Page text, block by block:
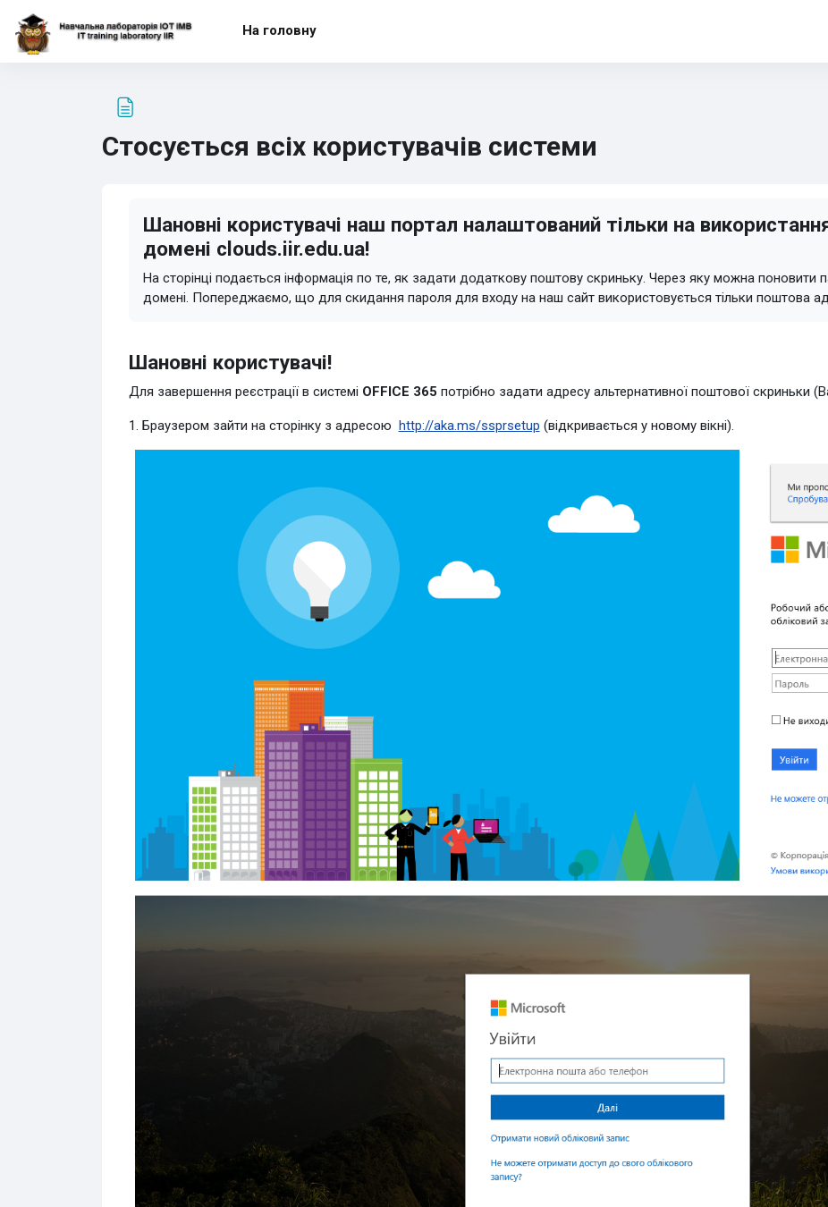
На головну
Стосується всіх користувачів системи
Шановні користувачі наш портал налаштований тільки на
домені clouds.iir.edu.ua!
На сторінці подається інформація по те, як задати додаткову поштову скриньку. Через яку можна
домені. Попереджаємо, що для скидання пароля для входу на наш сайт використовується тільки поштова
Шановні користувачі!
Для завершення реєстрації в системі OFFICE 365 потрібно задати адресу альтернативної поштової скриньки
1. Браузером зайти на сторінку з адресою http://aka.ms/ssprsetup (відкривається у новому вікні).